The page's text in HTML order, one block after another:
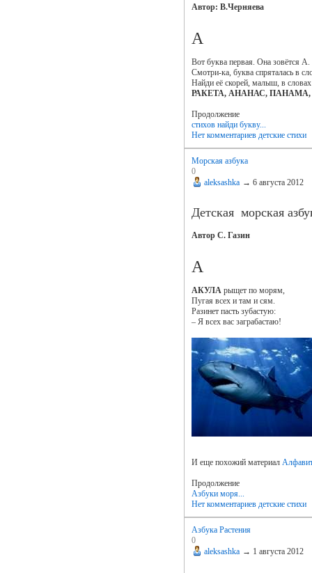
Автор: В.Черняева
А
Вот буква первая. Она зовётся А.
Смотри-ка, буква спряталась в
Найди её скорей, малыш, в
РАКЕТА, АНАНАС, ПАНАМА,
Продолжение
стихов найди букву...
Нет комментариев детские стихи
Морская азбука
0
aleksashka → 6 августа 2012
Детская морская
Автор С. Газин
А
АКУЛАрыщет по морям,
Пугая всех и там и сям.
Разинет пасть зубастую:
– Я всех вас заграбастаю!
И еще похожий материал
Продолжение
Азбуки моря...
Нет комментариев детские стихи
Азбука Растения
0
aleksashka → 1 августа 2012